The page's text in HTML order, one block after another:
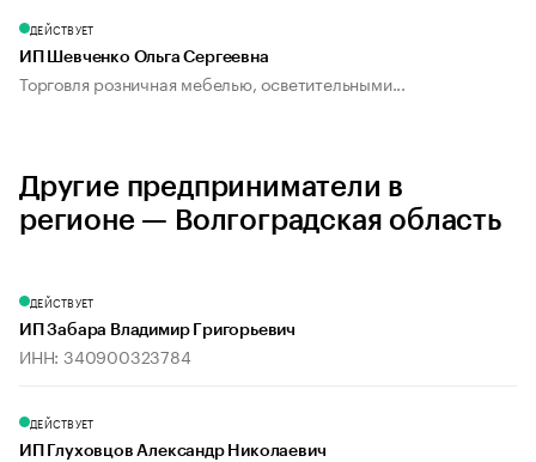
ДЕЙСТВУЕТ
ИП Шевченко Ольга Сергеевна
Торговля розничная мебелью, осветительными...
Другие предприниматели в
регионе — Волгоградская область
ДЕЙСТВУЕТ
ИП Забара Владимир Григорьевич
ИНН: 340900323784
ДЕЙСТВУЕТ
ИП Глуховцов Александр Николаевич